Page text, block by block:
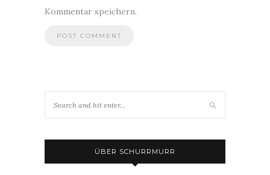
Kommentar speichern.
ÜBER SCHURRMURR